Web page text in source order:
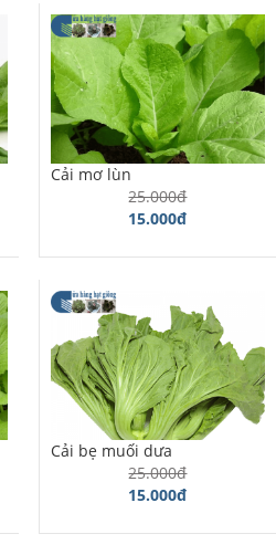
Cải mơ lùn
25.000đ
15.000đ
Cải bẹ muối dưa
25.000đ
15.000đ